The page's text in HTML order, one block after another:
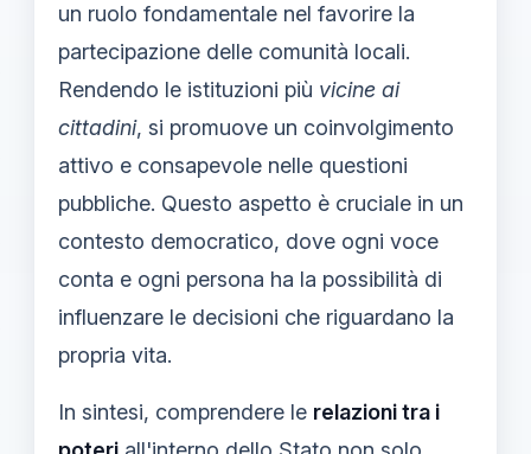
un ruolo fondamentale nel favorire la
partecipazione delle comunità locali.
Rendendo le istituzioni più vicine ai
cittadini, si promuove un coinvolgimento
attivo e consapevole nelle questioni
pubbliche. Questo aspetto è cruciale in un
contesto democratico, dove ogni voce
conta e ogni persona ha la possibilità di
influenzare le decisioni che riguardano la
propria vita.
In sintesi, comprendere le relazioni tra i